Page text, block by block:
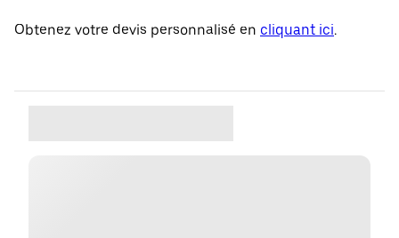
Obtenez votre devis personnalisé en cliquant ici.